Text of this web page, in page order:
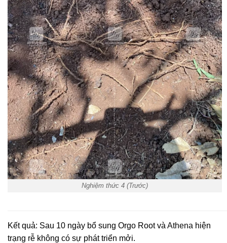
Nghiệm thức 4 (Trước)
Kết quả: Sau 10 ngày bổ sung Orgo Root và Athena hiện
trạng rễ không có sự phát triển mởi.